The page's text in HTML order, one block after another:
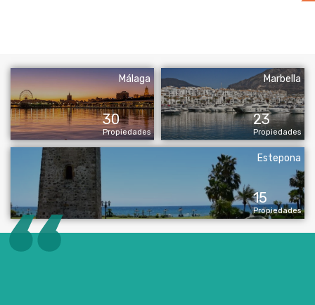
Málaga
30
Propiedades
Marbella
23
Propiedades
Estepona
15
Propiedades